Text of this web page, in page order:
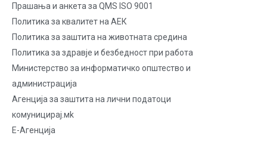
Прашања и анкета за QMS ISO 9001
Политика за квалитет на AЕК
Политика за заштита на животната средина
Политика за здравје и безбедност при работа
Министерство за информатичко општество и
администрација
Агенција за заштита на лични податоци
комуницирај.мk
Е-Агенција